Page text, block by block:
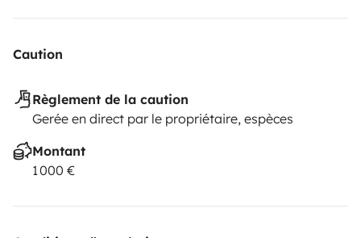
Caution
Règlement de la caution
Gerée en direct par le propriétaire, espèces
Montant
1 000 €